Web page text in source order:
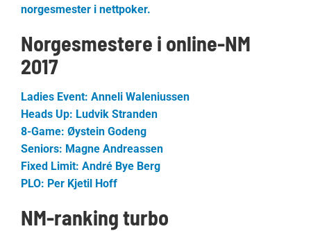
norgesmester i nettpoker.
Norgesmestere i online-NM
2017
Ladies Event: Anneli Waleniussen
Heads Up: Ludvik Stranden
8-Game: Øystein Godeng
Seniors: Magne Andreassen
Fixed Limit: André Bye Berg
PLO: Per Kjetil Hoff
NM-ranking turbo